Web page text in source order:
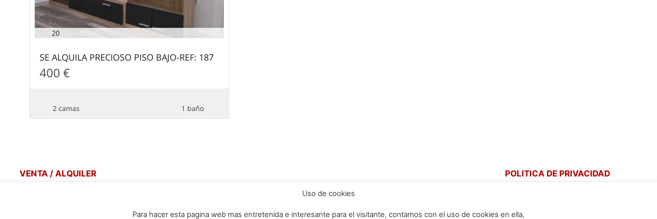
20
SE ALQUILA PRECIOSO PISO BAJO-REF: 187
400 €
2 camas 1 baño
VENTA / ALQUILER POLITICA DE PRIVACIDAD
Uso de cookies
Para hacer esta pagina web mas entretenida e interesante para el visitante, contamos con el uso de cookies en ella,